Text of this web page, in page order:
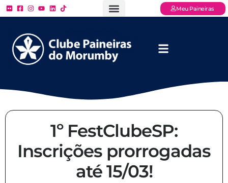
Meu Paineiras
1º FestClubeSP:
Inscrições prorrogadas
até 15/03!